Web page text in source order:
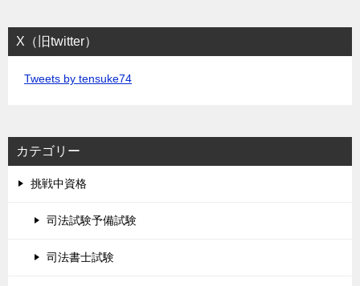
X（旧twitter）
Tweets by tensuke74
カテゴリー
挑戦中資格
司法試験予備試験
司法書士試験